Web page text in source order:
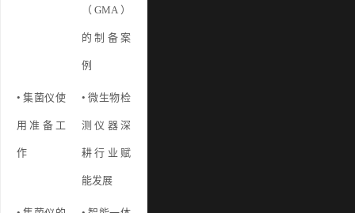
（GMA）
的制备案
例
• 集菌仪使
用准备工
作
• 微生物检
测仪器深
耕行业赋
能发展